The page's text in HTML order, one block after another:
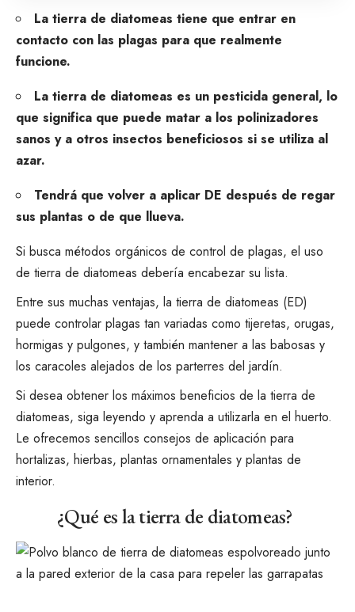
La tierra de diatomeas tiene que entrar en
contacto con las plagas para que realmente
funcione.
La tierra de diatomeas es un pesticida general, lo
que significa que puede matar a los polinizadores
sanos y a otros insectos beneficiosos si se utiliza al
azar.
Tendrá que volver a aplicar DE después de regar
sus plantas o de que llueva.
Si busca métodos orgánicos de control de plagas, el uso
de tierra de diatomeas debería encabezar su lista.
Entre sus muchas ventajas, la tierra de diatomeas (ED)
puede controlar plagas tan variadas como tijeretas, orugas,
hormigas y pulgones, y también mantener a las babosas y
los caracoles alejados de los parterres del jardín.
Si desea obtener los máximos beneficios de la tierra de
diatomeas, siga leyendo y aprenda a utilizarla en el huerto.
Le ofrecemos sencillos consejos de aplicación para
hortalizas, hierbas, plantas ornamentales y plantas de
interior.
¿Qué es la tierra de diatomeas?